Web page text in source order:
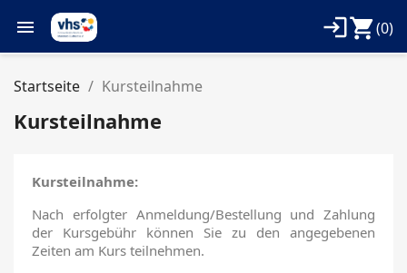
 shopping_cart(0)
login
Startseite Kursteilnahme
Kursteilnahme
Kursteilnahme:
Nach erfolgter Anmeldung/Bestellung und Zahlung
der Kursgebühr können Sie zu den angegebenen
Zeiten am Kurs teilnehmen.